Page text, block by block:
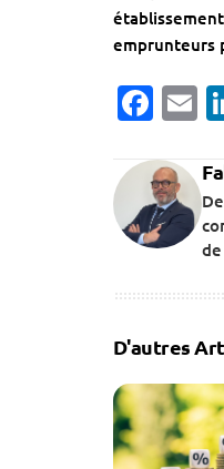
emprunteurs
D'autres